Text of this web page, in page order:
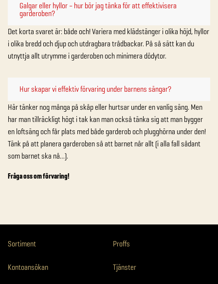
Galgar eller hyllor – hur bör jag tänka för att effektivisera
garderoben?
Det korta svaret är: både och! Variera med klädstänger i olika höjd, hyllor
i olika bredd och djup och utdragbara trådbackar. På så sätt kan du
utnyttja allt utrymme i garderoben och minimera dödytor.
Hur skapar vi effektiv förvaring under barnens sängar?
Här tänker nog många på skåp eller hurtsar under en vanlig säng. Men
har man tillräckligt högt i tak kan man också tänka sig att man bygger
en loftsäng och får plats med både garderob och plugghörna under den!
Tänk på att planera garderoben så att barnet når allt (i alla fall sådant
som barnet ska nå…).
Fråga oss om förvaring!
Sortiment Proffs
Kontoansökan Tjänster